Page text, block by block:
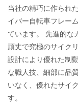
当社の精巧に作られ
イバー自転車フレー
ています。 先進的な
頑丈で究極のサイク
設計により優れた制
な職人技、細部に品
いなく、優れたサイ
す。